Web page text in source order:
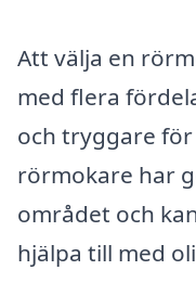
Att välja en
med flera
och tryggare för
rörmokare har
området och
hjälpa till med